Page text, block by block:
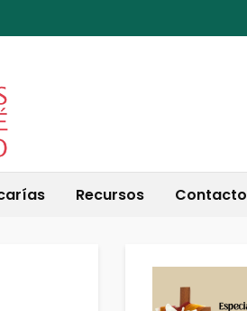
Recursos Contacto